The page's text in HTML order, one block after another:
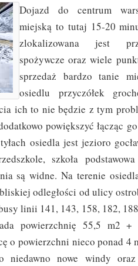
Dojazd do centrum
miejską to tutaj 15-20
zlokalizowana jest
spożywcze oraz wiele
sprzedaż bardzo tanie
osiedlu przyczółek
ich to nie będzie z tym
powiększyć łącząc
osiedla jest jezioro
szkoła
są widne. Na terenie
odległości od ulicy
linii 141, 143, 158, 182,
powierzchnię 55,5
o powierzchni nieco ponad 4
niedawno nowe windy